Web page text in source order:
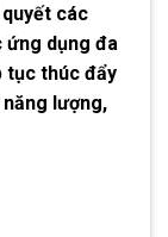
các
ứng dụng đa
tục thúc đẩy
lượng,